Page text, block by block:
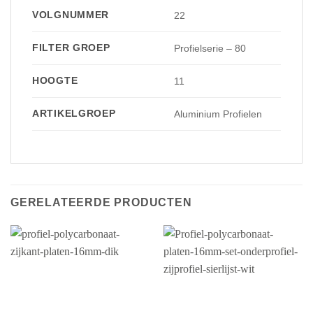
VOLGNUMMER 22
FILTER GROEP Profielserie – 80
HOOGTE 11
ARTIKELGROEP Aluminium Profielen
GERELATEERDE PRODUCTEN